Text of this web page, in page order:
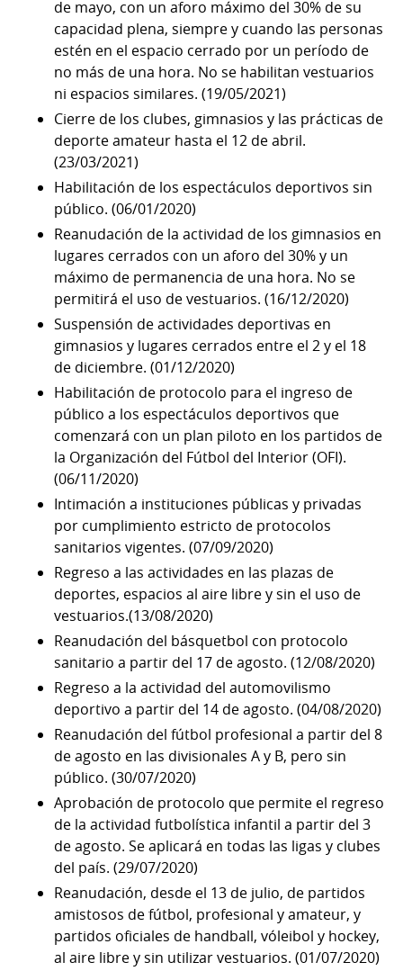
de mayo, con un aforo máximo del 30% de su
capacidad plena, siempre y cuando las personas
estén en el espacio cerrado por un período de
no más de una hora. No se habilitan vestuarios
ni espacios similares. (19/05/2021)
Cierre de los clubes, gimnasios y las prácticas de
deporte amateur hasta el 12 de abril.
(23/03/2021)
Habilitación de los espectáculos deportivos sin
público. (06/01/2020)
Reanudación de la actividad de los gimnasios en
lugares cerrados con un aforo del 30% y un
máximo de permanencia de una hora. No se
permitirá el uso de vestuarios. (16/12/2020)
Suspensión de actividades deportivas en
gimnasios y lugares cerrados entre el 2 y el 18
de diciembre. (01/12/2020)
Habilitación de protocolo para el ingreso de
público a los espectáculos deportivos que
comenzará con un plan piloto en los partidos de
la Organización del Fútbol del Interior (OFI).
(06/11/2020)
Intimación a instituciones públicas y privadas
por cumplimiento estricto de protocolos
sanitarios vigentes. (07/09/2020)
Regreso a las actividades en las plazas de
deportes, espacios al aire libre y sin el uso de
vestuarios.(13/08/2020)
Reanudación del básquetbol con protocolo
sanitario a partir del 17 de agosto. (12/08/2020)
Regreso a la actividad del automovilismo
deportivo a partir del 14 de agosto. (04/08/2020)
Reanudación del fútbol profesional a partir del 8
de agosto en las divisionales A y B, pero sin
público. (30/07/2020)
Aprobación de protocolo que permite el regreso
de la actividad futbolística infantil a partir del 3
de agosto. Se aplicará en todas las ligas y clubes
del país. (29/07/2020)
Reanudación, desde el 13 de julio, de partidos
amistosos de fútbol, profesional y amateur, y
partidos oficiales de handball, vóleibol y hockey,
al aire libre y sin utilizar vestuarios. (01/07/2020)